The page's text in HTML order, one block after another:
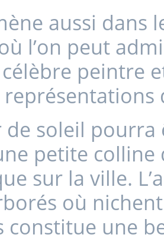
aussi dans
l’on peut
peintre
de soleil
petite
sur la ville.
où
constitue une